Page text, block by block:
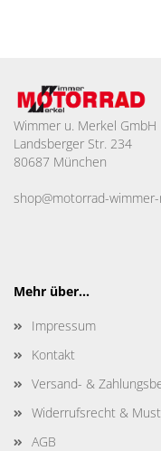
Wimmer u. Merkel GmbH
Landsberger Str. 234
80687 München
shop@motorrad-
Mehr über...
Impressum
Kontakt
Versand- &
Widerrufsrecht &
AGB